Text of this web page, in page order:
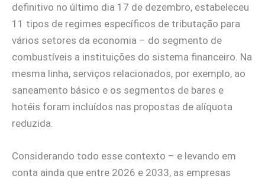
definitivo no último dia 17 de dezembro, estabeleceu
11 tipos de regimes específicos de tributação para
vários setores da economia – do segmento de
combustíveis a instituições do sistema financeiro. Na
mesma linha, serviços relacionados, por exemplo, ao
saneamento básico e os segmentos de bares e
hotéis foram incluídos nas propostas de alíquota
reduzida.
Considerando todo esse contexto – e levando em
conta ainda que entre 2026 e 2033, as empresas